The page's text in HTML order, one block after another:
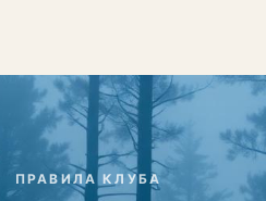
ПРАВИЛА КЛУБА